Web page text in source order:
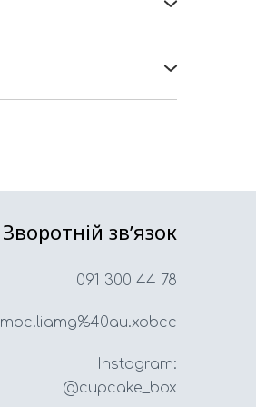
Зворотній звʼязок
091 300 44 78
moc.liamg%40au.xobcc
Instagram:
@cupcake_box